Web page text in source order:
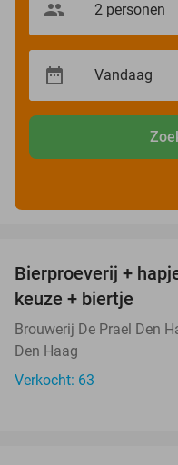
Bierproeverij +
keuze + biertje
Brouwerij De Prael Den
Den Haag
Verkocht: 63